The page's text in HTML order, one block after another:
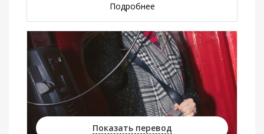
Подробнее
Показать перевод